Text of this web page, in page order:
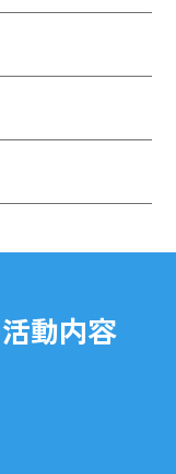
動内容